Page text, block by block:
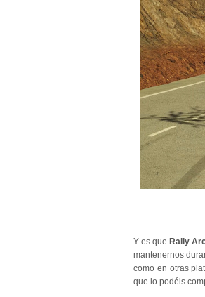
Y es queRally
mantenernos
como en otras
que lo podéis